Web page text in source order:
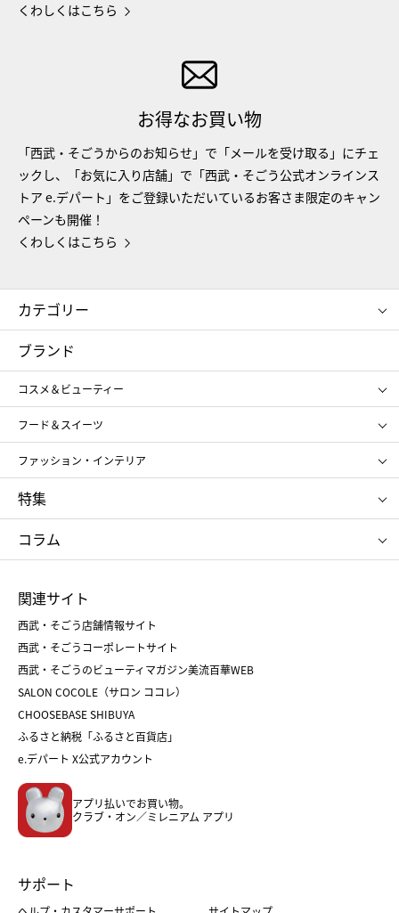
くわしくはこちら
お得なお買い物
「西武・そごうからのお知らせ」で「メールを受け取る」にチェ
ックし、「お気に入り店舗」で「西武・そごう公式オンラインス
トア e.デパート」をご登録いただいているお客さま限定のキャン
ペーンも開催！
くわしくはこちら
カテゴリー
コスメ＆ビューティー
ギフト
レディース
メンズ
スポーツ・アウトドア
お中元
お歳暮
ブランド
コスメ＆ビューティー
SHISEIDO
ポール&ジョー ボーテ
ジルスチュアート
NARS
RMK
クリニーク
SK-Ⅱ
フード＆スイーツ
アンリ・シャルパンティエ
ゴディバ
新宿高野
たねや
ねんりん家
ファッション・インテリア
ポロ ラルフ ローレン
タケオ キクチ
ママ＆キッズ
シュタイフ
特集
お中元
ひな人形
五月人形
父の日
クリスマスケーキ
ホワイトデー
コラム
菓子折り
和菓子
人気のギフト
バレンタイン
ホワイトデー
おせち
フード
ホーム・キッチン＆アート
関連サイト
西武・そごう店舗情報サイト
西武・そごうコーポレートサイト
西武・そごうのビューティマガジン美流百華WEB
SALON COCOLE（サロン ココレ）
CHOOSEBASE SHIBUYA
ふるさと納税「ふるさと百貨店」
e.デパート X公式アカウント
アプリ払いでお買い物。
クラブ・オン／ミレニアム アプリ
サポート